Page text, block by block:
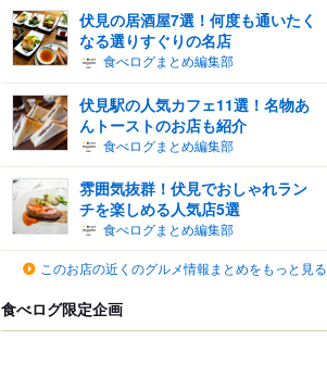
伏見の居酒屋7選！何度も通いたく
なる選りすぐりの名店
食べログまとめ編集部
伏見駅の人気カフェ11選！名物あ
んトーストのお店も紹介
食べログまとめ編集部
雰囲気抜群！伏見でおしゃれラン
チを楽しめる人気店5選
食べログまとめ編集部
このお店の近くのグルメ情報まとめをもっと見る
食べログ限定企画